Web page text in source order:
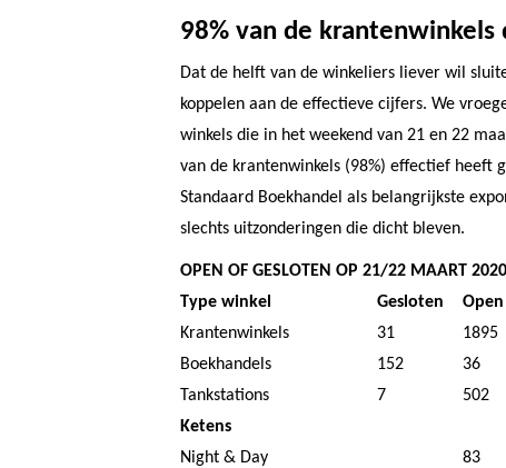
98% van de
Dat de helft van de winkeliers liever wil
koppelen aan de effectieve cijfers. We
winkels die in het weekend van 21 en 22
van de krantenwinkels (98%) effectief heeft
Standaard Boekhandel als belangrijkste
slechts uitzonderingen die dicht bleven.
OPEN OF GESLOTEN OP 21/22 MAART 2020
Type winkel
Gesloten Open
Krantenwinkels
31 1895
Boekhandels
152 36
Tankstations
7 502
Ketens
Night & Day
83